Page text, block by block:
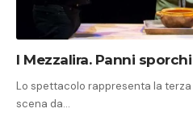
I Mezzalira. Panni
Lo spettacolo rappresenta la
scena da…